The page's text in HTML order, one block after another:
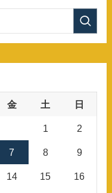
金 土 日
1 2
7 8 9
14 15 16